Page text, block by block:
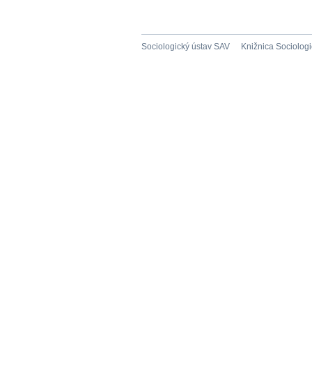
Sociologický ústav SAV Knižnica